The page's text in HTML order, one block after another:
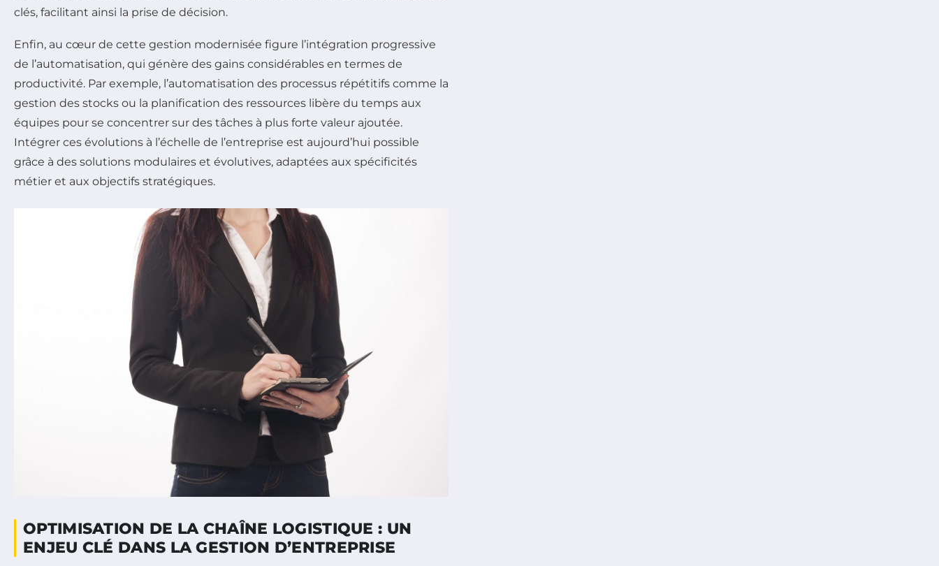
clés, facilitant ainsi la prise de décision.
Enfin, au cœur de cette gestion modernisée figure l’intégration progressive
de l’automatisation, qui génère des gains considérables en termes de
productivité. Par exemple, l’automatisation des processus répétitifs comme la
gestion des stocks ou la planification des ressources libère du temps aux
équipes pour se concentrer sur des tâches à plus forte valeur ajoutée.
Intégrer ces évolutions à l’échelle de l’entreprise est aujourd’hui possible
grâce à des solutions modulaires et évolutives, adaptées aux spécificités
métier et aux objectifs stratégiques.
OPTIMISATION DE LA CHAÎNE LOGISTIQUE : UN
ENJEU CLÉ DANS LA GESTION D’ENTREPRISE